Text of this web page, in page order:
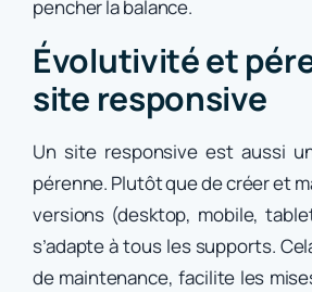
pencher la balance.
Évolutivité et
site responsive
Un site responsive est aussi
pérenne. Plutôt que de créer et
versions (desktop, mobile,
s’adapte à tous les supports.
de maintenance, facilite les